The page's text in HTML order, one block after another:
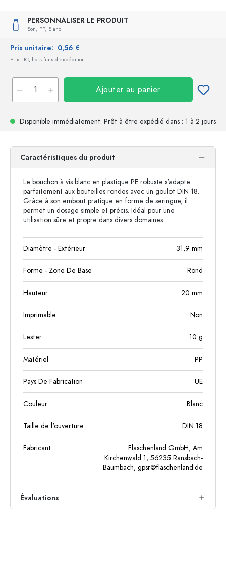
PERSONNALISER LE PRODUIT
Bon, PP, Blanc
Prix unitaire: 0,56 €
Prix TTC, hors frais d'expédition
Ajouter au panier
Disponible immédiatement. Prêt à être expédié dans : 1 à 2 jours
Caractéristiques du produit
Le bouchon à vis blanc en plastique PE robuste s'adapte
parfaitement aux bouteilles rondes avec un goulot DIN 18.
Grâce à son embout pratique en forme de seringue, il
permet un dosage simple et précis. Idéal pour une
utilisation sûre et propre dans divers domaines.
Diamètre - Extérieur 31,9 mm
Forme - Zone De Base Rond
Hauteur 20 mm
Imprimable Non
Lester 10 g
Matériel PP
Pays De Fabrication UE
Couleur Blanc
Taille de l'ouverture DIN 18
Fabricant
Flaschenland GmbH, Am
Kirchenwald 1, 56235 Ransbach-
Baumbach, gpsr@flaschenland.de
Évaluations